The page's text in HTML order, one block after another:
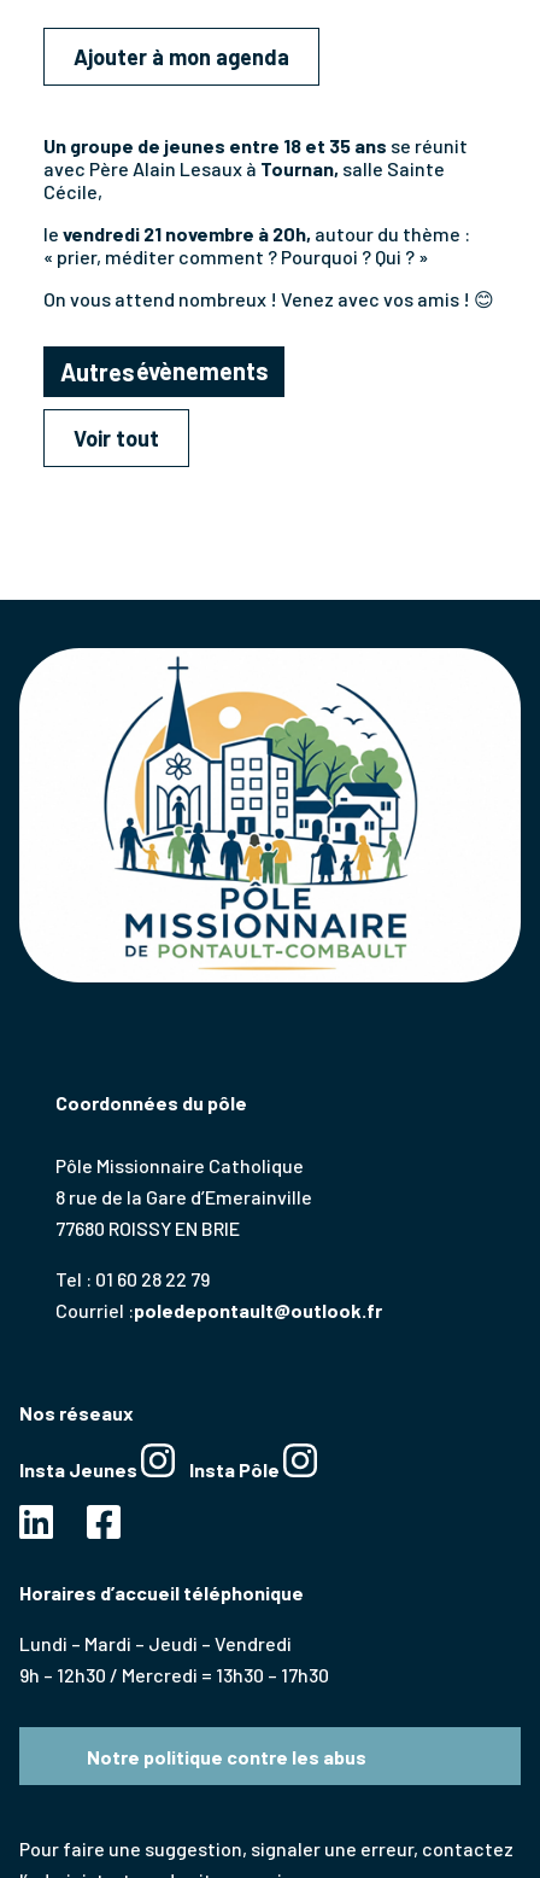
Ajouter à mon agenda
Un groupe de jeunes entre 18 et 35 ans se réunit
avec Père Alain Lesaux à Tournan, salle Sainte
Cécile,
le vendredi 21 novembre à 20h, autour du thème :
« prier, méditer comment ? Pourquoi ? Qui ? »
On vous attend nombreux ! Venez avec vos amis ! 😊
Autresévènements
Voir tout
Coordonnées du pôle
Pôle Missionnaire Catholique
8 rue de la Gare d’Emerainville
77680 ROISSY EN BRIE
Tel : 01 60 28 22 79
Courriel :poledepontault@outlook.fr
Nos réseaux
Insta Jeunes Insta Pôle
Horaires d’accueil téléphonique
Lundi – Mardi – Jeudi – Vendredi
9h – 12h30 / Mercredi = 13h30 – 17h30
Notre politique contre les abus
Pour faire une suggestion, signaler une erreur, contactez